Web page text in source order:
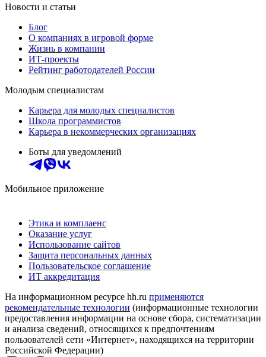
Новости и статьи
Блог
О компаниях в игровой форме
Жизнь в компании
ИТ-проекты
Рейтинг работодателей России
Молодым специалистам
Карьера для молодых специалистов
Школа программистов
Карьера в некоммерческих организациях
Боты для уведомлений
Мобильное приложение
Этика и комплаенс
Оказание услуг
Использование сайтов
Защита персональных данных
Пользовательское соглашение
ИТ аккредитация
На информационном ресурсе hh.ru применяются
рекомендательные технологии (информационные технологии
предоставления информации на основе сбора, систематизации
и анализа сведений, относящихся к предпочтениям
пользователей сети «Интернет», находящихся на территории
Российской Федерации)